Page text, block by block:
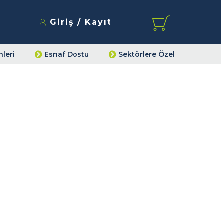
Giriş / Kayıt
Esnaf Dostu Sektörlere Özel